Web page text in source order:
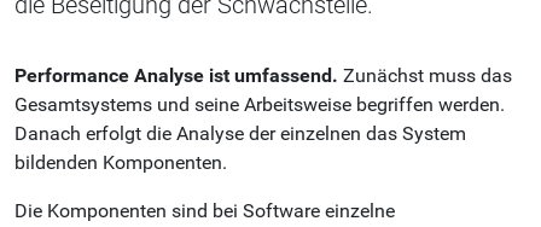
Performance Analyse ist umfassend. Zunächst muss das
Gesamtsystems und seine Arbeitsweise begriffen werden.
Danach erfolgt die Analyse der einzelnen das System
bildenden Komponenten.
Die Komponenten sind bei Software einzelne